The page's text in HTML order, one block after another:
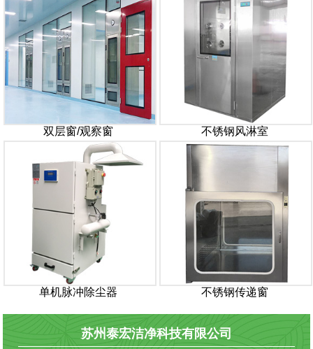
双层窗/观察窗 不锈钢风淋室
单机脉冲除尘器 不锈钢传递窗
苏州泰宏洁净科技有限公司